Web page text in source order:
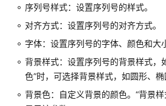
翻
牌
时
间
展
序列号样式：设置序列号的样式。
对齐方式：设置序列号的对齐方式。
字体：设置序列号的字体、颜色和大
背景样式：设置序列号的背景样式，
色”时，可选择背景样式，如圆形、椭
背景色：自定义背景的颜色。 “背景样